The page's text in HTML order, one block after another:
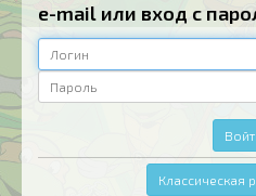
e-mail или вход с
Классическая